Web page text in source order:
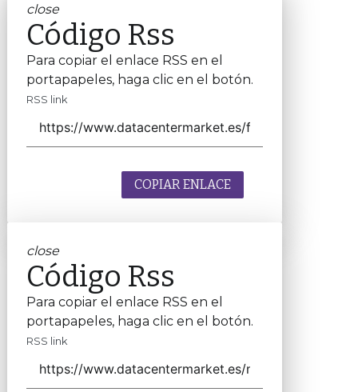
close
Código Rss
Para copiar el enlace RSS en el
portapapeles, haga clic en el botón.
RSS link
COPIAR ENLACE
close
Código Rss
Para copiar el enlace RSS en el
portapapeles, haga clic en el botón.
RSS link